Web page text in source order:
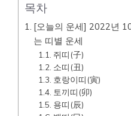
목차
[오늘의 운세] 2022년
는 띠별 운세
쥐띠(子)
소띠(丑)
호랑이띠(寅)
토끼띠(卯)
용띠(辰)